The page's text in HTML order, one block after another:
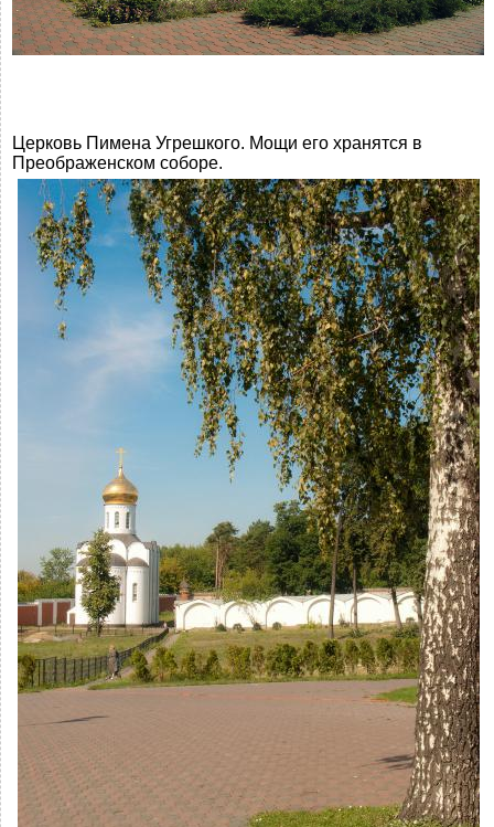
Церковь Пимена Угрешкого. Мощи его хранятся в
Преображенском соборе.